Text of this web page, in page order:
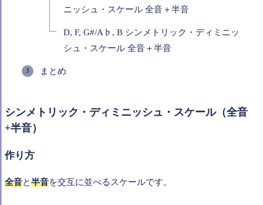
ニッシュ・スケール 全音＋半音
D, F, G#/A♭, B シンメトリック・ディミニッ
シュ・スケール 全音＋半音
まとめ
シンメトリック・ディミニッシュ・スケール（全音
+半音）
作り方
全音と半音を交互に並べるスケールです。